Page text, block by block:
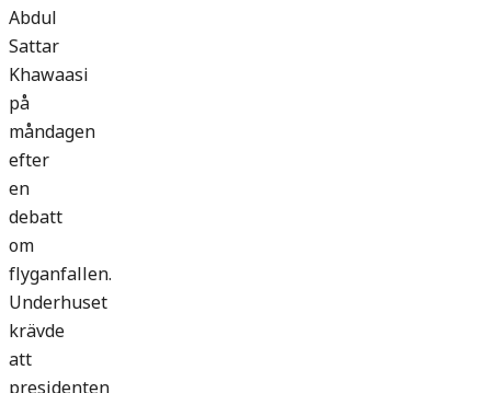
Abdul
Sattar
Khawaasi
på
måndagen
efter
en
debatt
om
flyganfallen.
Underhuset
krävde
att